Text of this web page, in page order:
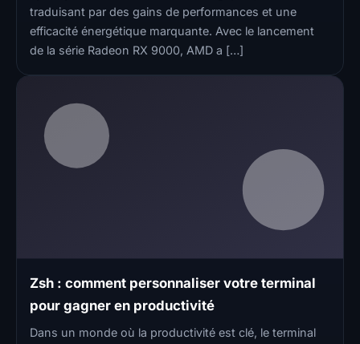
traduisant par des gains de performances et une
efficacité énergétique marquante. Avec le lancement
de la série Radeon RX 9000, AMD a […]
Zsh : comment personnaliser votre terminal
pour gagner en productivité
Dans un monde où la productivité est clé, le terminal